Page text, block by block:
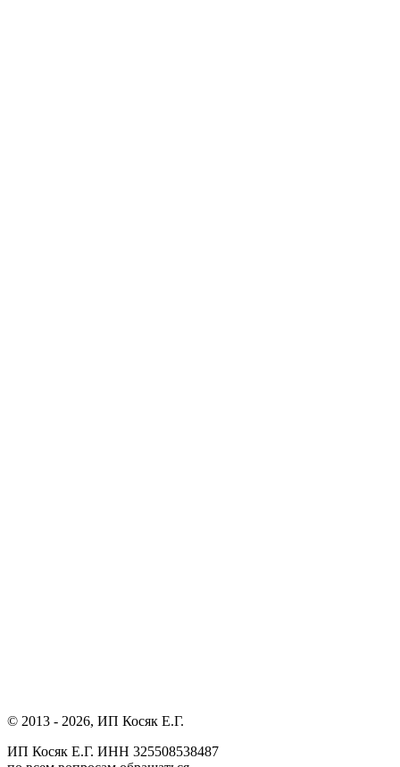
© 2013 - 2026, ИП Косяк Е.Г.
ИП Косяк Е.Г. ИНН 325508538487